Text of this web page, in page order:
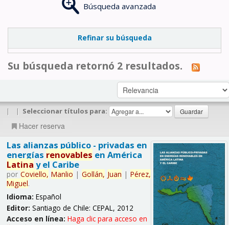
Búsqueda avanzada
Refinar su búsqueda
Su búsqueda retornó 2 resultados.
| | Seleccionar títulos para:
Hacer reserva
Las alianzas público - privadas en
energías renovables en América
Latina y el Caribe
por Coviello, Manlio | Gollán, Juan | Pérez,
Miguel.
Idioma: Español
Editor: Santiago de Chile: CEPAL, 2012
Acceso en línea: Haga clic para acceso en